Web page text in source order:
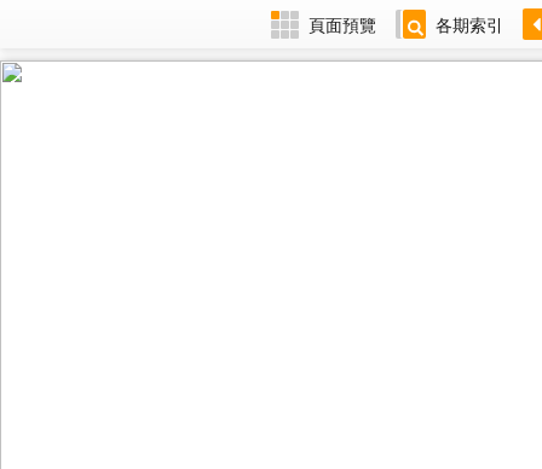
頁面預覽 各期索引